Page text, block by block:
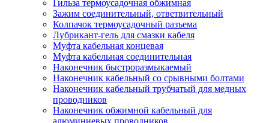
Гильза термоусадочная обжимная
Зажим соединительный, ответвительный
Колпачок термоусадочный разъема
Лубрикант-гель для смазки кабеля
Муфта кабельная концевая
Муфта кабельная соединительная
Наконечник быстроразмыкаемый
Наконечник кабельный со срывными болтами
Наконечник кабельный трубчатый для медных
проводников
Наконечник обжимной кабельный для
алюминиевых проводников